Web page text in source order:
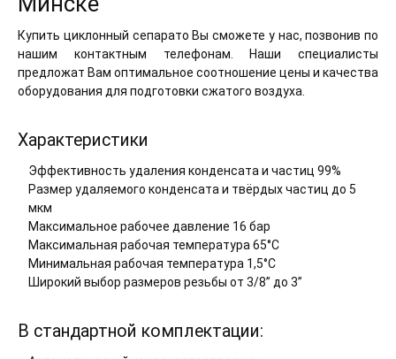
Купить циклонный сепарато Вы сможете у нас, позвонив по
нашим контактным телефонам. Наши специалисты
предложат Вам оптимальное соотношение цены и качества
оборудования для подготовки сжатого воздуха.
Характеристики
Эффективность удаления конденсата и частиц 99%
Размер удаляемого конденсата и твёрдых частиц до 5
мкм
Максимальное рабочее давление 16 бар
Максимальная рабочая температура 65°С
Минимальная рабочая температура 1,5°С
Широкий выбор размеров резьбы от 3/8” до 3”
В стандартной комплектации: